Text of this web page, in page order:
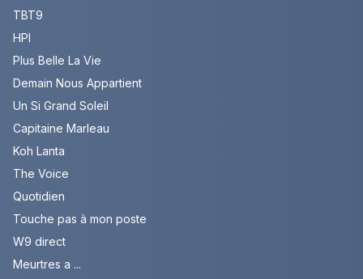
TBT9
HPI
Plus Belle La Vie
Demain Nous Appartient
Un Si Grand Soleil
Capitaine Marleau
Koh Lanta
The Voice
Quotidien
Touche pas à mon poste
W9 direct
Meurtres a ...